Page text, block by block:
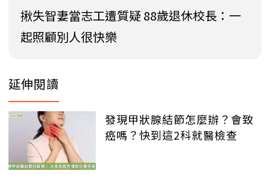
揪失智妻當志工遭質疑 88歲退休校長：一
起照顧別人很快樂
延伸閱讀
發現甲狀腺結節怎麼辦？會致
癌嗎？快到這2科就醫檢查